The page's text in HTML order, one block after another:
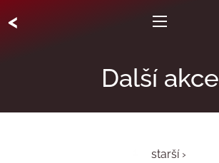
<
Další akce
starší ›